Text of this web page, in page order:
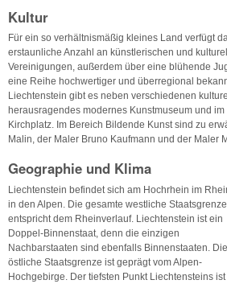
Kultur
Für ein so verhältnismäßig kleines Land verfügt
erstaunliche Anzahl an künstlerischen und
Vereinigungen, außerdem über eine blühende
eine Reihe hochwertiger und überregional
Liechtenstein gibt es neben verschiedenen
herausragendes modernes Kunstmuseum und
Kirchplatz. Im Bereich Bildende Kunst sind zu
Malin, der Maler Bruno Kaufmann und der Maler
Geographie und Klima
Liechtenstein befindet sich am Hochrhein im
in den Alpen. Die gesamte westliche Staatsgrenze
entspricht dem Rheinverlauf. Liechtenstein ist ein
Doppel-Binnenstaat, denn die einzigen
Nachbarstaaten sind ebenfalls Binnenstaaten. Die
östliche Staatsgrenze ist geprägt vom Alpen-
Hochgebirge. Der tiefsten Punkt Liechtensteins